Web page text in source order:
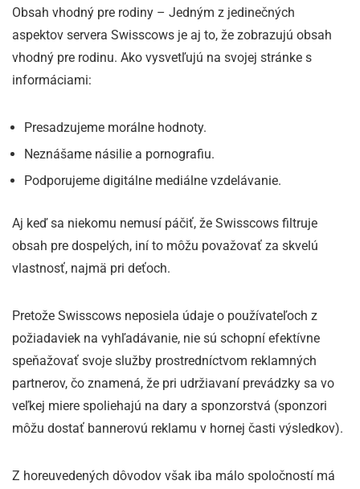
Obsah vhodný pre rodiny – Jedným z jedinečných
aspektov servera Swisscows je aj to, že zobrazujú obsah
vhodný pre rodinu. Ako vysvetľujú na svojej stránke s
informáciami:
Presadzujeme morálne hodnoty.
Neznášame násilie a pornografiu.
Podporujeme digitálne mediálne vzdelávanie.
Aj keď sa niekomu nemusí páčiť, že Swisscows filtruje
obsah pre dospelých, iní to môžu považovať za skvelú
vlastnosť, najmä pri deťoch.
Pretože Swisscows neposiela údaje o používateľoch z
požiadaviek na vyhľadávanie, nie sú schopní efektívne
speňažovať svoje služby prostredníctvom reklamných
partnerov, čo znamená, že pri udržiavaní prevádzky sa vo
veľkej miere spoliehajú na dary a sponzorstvá (sponzori
môžu dostať bannerovú reklamu v hornej časti výsledkov).
Z horeuvedených dôvodov však iba málo spoločností má